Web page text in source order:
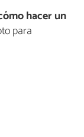
hacer un
para